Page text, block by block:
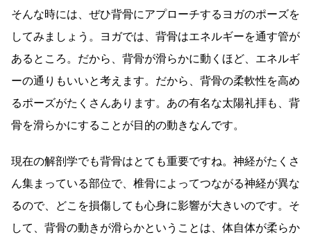
そんな時には、ぜひ背骨にアプローチするヨガのポーズを
してみましょう。ヨガでは、背骨はエネルギーを通す管が
あるところ。だから、背骨が滑らかに動くほど、エネルギ
ーの通りもいいと考えます。だから、背骨の柔軟性を高め
るポーズがたくさんあります。あの有名な太陽礼拝も、背
骨を滑らかにすることが目的の動きなんです。
現在の解剖学でも背骨はとても重要ですね。神経がたくさ
ん集まっている部位で、椎骨によってつながる神経が異な
るので、どこを損傷しても心身に影響が大きいのです。そ
して、背骨の動きが滑らかということは、体自体が柔らか